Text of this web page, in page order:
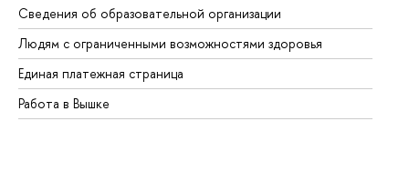
Сведения об образовательной организации
Людям с ограниченными возможностями здоровья
Единая платежная страница
Работа в Вышке